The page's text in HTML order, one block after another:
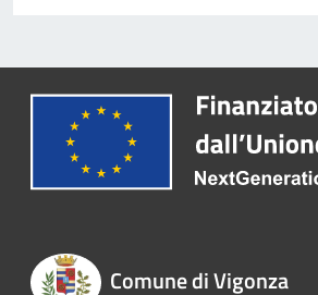
Comune di Vigonza